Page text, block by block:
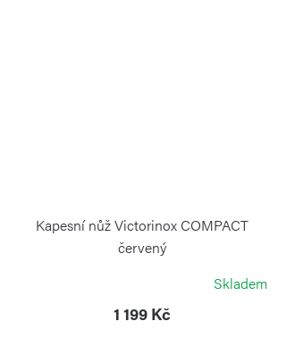
Kapesní nůž Victorinox COMPACT
červený
Skladem
1 199 Kč